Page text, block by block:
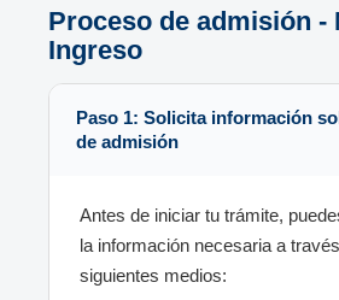
Proceso de admisión -
Ingreso
Paso 1: Solicita información
de admisión
Antes de iniciar tu trámite,
la información necesaria a
siguientes medios: